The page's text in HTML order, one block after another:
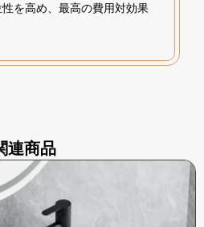
を高め、最高の費用対効果
連商品